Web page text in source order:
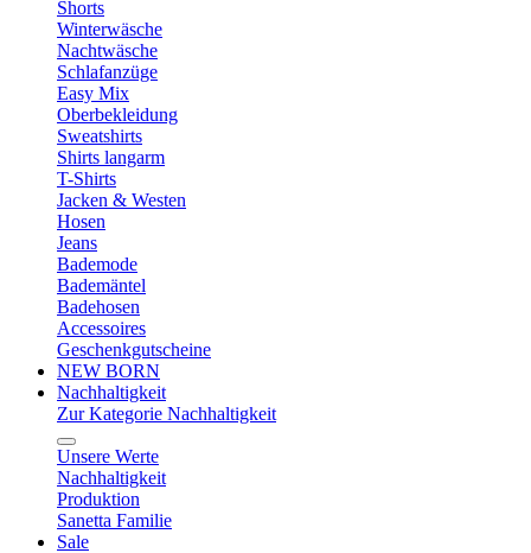
Shorts
Winterwäsche
Nachtwäsche
Schlafanzüge
Easy Mix
Oberbekleidung
Sweatshirts
Shirts langarm
T-Shirts
Jacken & Westen
Hosen
Jeans
Bademode
Bademäntel
Badehosen
Accessoires
Geschenkgutscheine
NEW BORN
Nachhaltigkeit
Zur Kategorie Nachhaltigkeit
Unsere Werte
Nachhaltigkeit
Produktion
Sanetta Familie
Sale